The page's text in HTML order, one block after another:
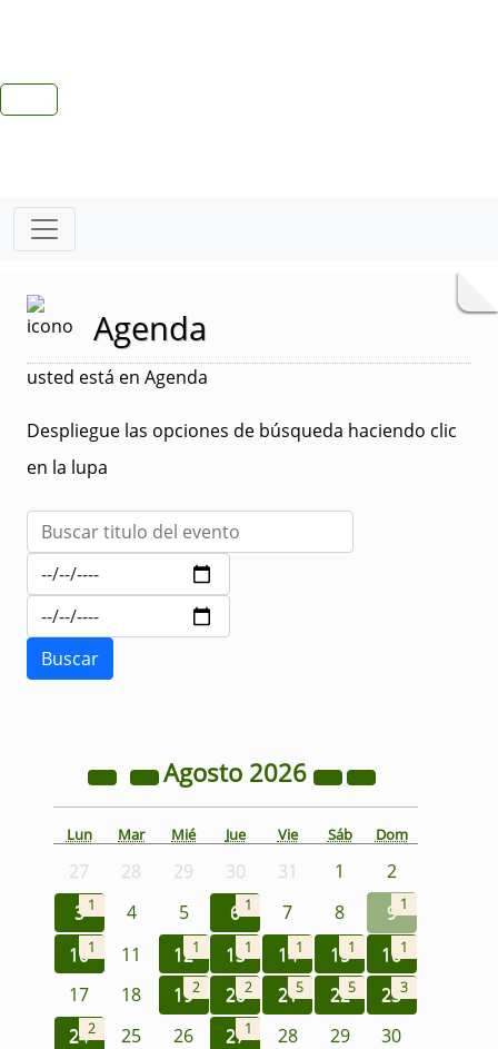
Agenda
usted está en Agenda
Despliegue las opciones de búsqueda haciendo clic
en la lupa
Agosto 2026
Lun Mar Mié Jue Vie Sáb Dom
27 28 29 30 31 1
2
3 1 4 5 6 1 7 8 9 1
101 11 121 131 141 151 161
17 18 192 202 215 225 233
242 25 26 271 28 29
30